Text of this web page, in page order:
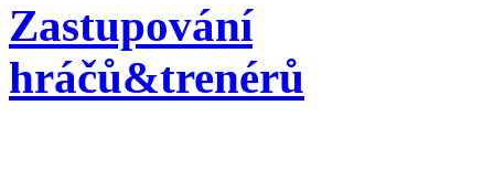
Zastupování
hráčů&trenérů